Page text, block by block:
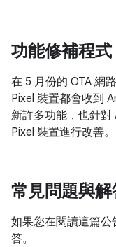
功能修補程式
在 5 月份的 OTA 網
Pixel 裝置都會收到
新許多功能，也針對
Pixel 裝置進行改善。
常見問題與解
如果您在閱讀這篇公
答。